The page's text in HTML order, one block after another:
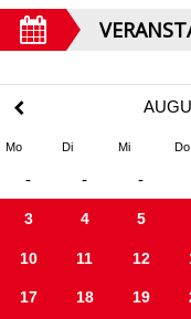
Mo Di Mi Do
- - -
3 4 5
10 11 12
17 18 19